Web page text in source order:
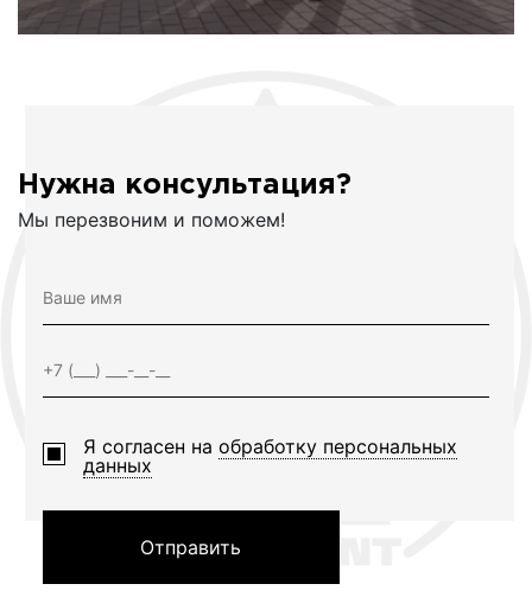
Нужна консультация?
Мы перезвоним и поможем!
Я согласен на обработку персональных
данных
Отправить